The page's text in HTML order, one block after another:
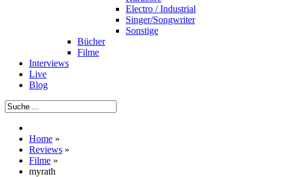
Electro / Industrial
Singer/Songwriter
Sonstige
Bücher
Filme
Interviews
Live
Blog
Home »
Reviews »
Filme »
myrath